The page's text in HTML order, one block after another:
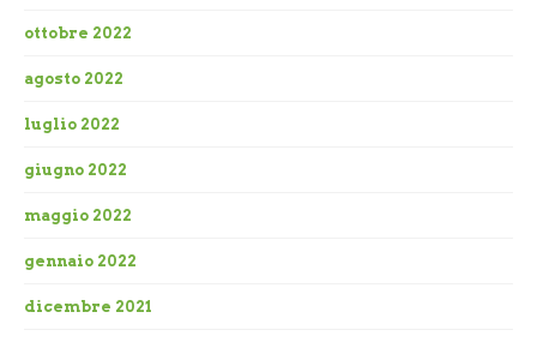
ottobre 2022
agosto 2022
luglio 2022
giugno 2022
maggio 2022
gennaio 2022
dicembre 2021